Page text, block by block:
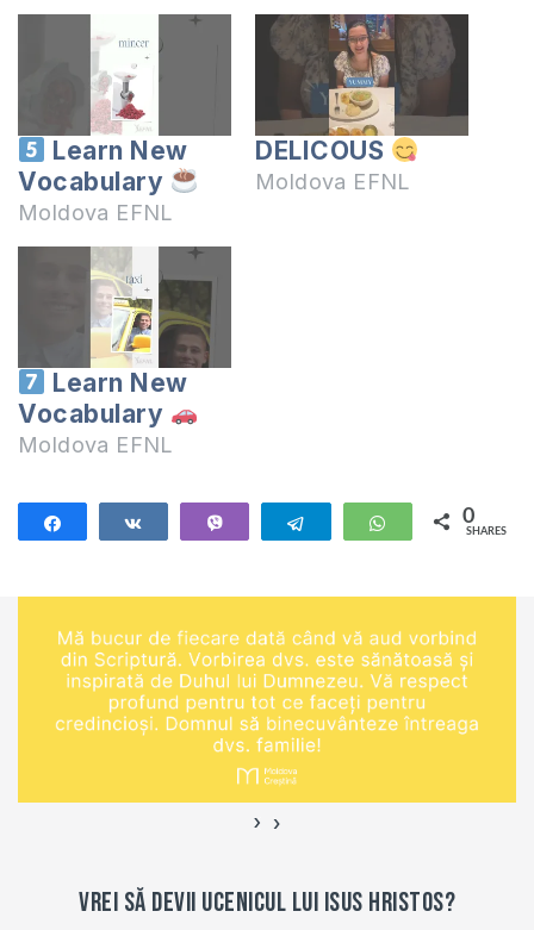
Learn New
Vocabulary
Moldova EFNL
DELICOUS
Moldova EFNL
Learn New
Vocabulary
Moldova EFNL
Telegram WhatsApp
0
SHARES
‹ ›
Vrei să devii ucenicul lui Isus Hristos?